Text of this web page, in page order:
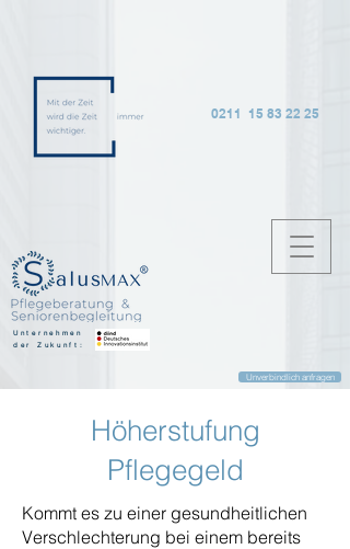
0211 15 83 22 25
Unternehmen
der Zukunft:
Unverbindlich anfragen
Höherstufung
Pflegegeld
Kommt es zu einer gesundheitlichen
Verschlechterung bei einem bereits